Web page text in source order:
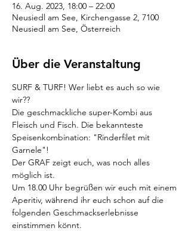
16. Aug. 2023, 18:00 – 22:00
Neusiedl am See, Kirchengasse 2, 7100
Neusiedl am See, Österreich
Über die Veranstaltung
SURF & TURF! Wer liebt es auch so wie
wir??
Die geschmackliche super-Kombi aus
Fleisch und Fisch. Die bekannteste
Speisenkombination: "Rinderfilet mit
Garnele"!
Der GRAF zeigt euch, was noch alles
möglich ist.
Um 18.00 Uhr begrüßen wir euch mit einem
Aperitiv, während ihr euch schon auf die
folgenden Geschmackserlebnisse
einstimmen könnt.